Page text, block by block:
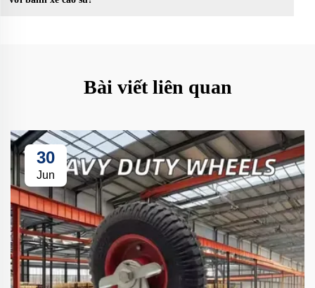
Bài viết liên quan
30
Jun